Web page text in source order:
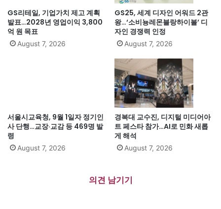
GS리테일, 기업가치 제고 계획
발표…2028년 영업이익 3,800
억 원 목표
August 7, 2026
GS25, 세계 디자인 어워드 2관
왕…‘소비뇽레몬블랑하이볼’ 디
자인 경쟁력 인정
August 7, 2026
서울시교육청, 9월 1일자 정기인
사 단행…교장·교감 등 469명 발
령
August 7, 2026
경복대 교수진, 디지털 미디어아
트 페스타 참가…AI로 민화 새롭
게 해석
August 7, 2026
의견 남기기